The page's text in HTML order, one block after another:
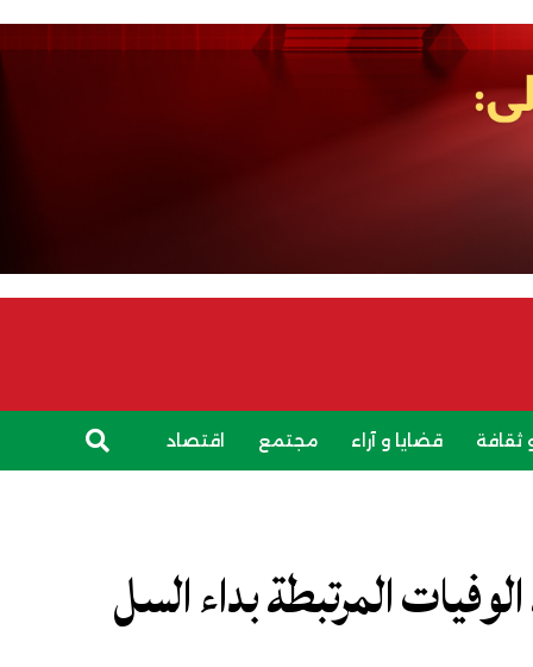
ثقافة قضايا و آراء مجتمع اقتصاد
المرتبطة بداء السل